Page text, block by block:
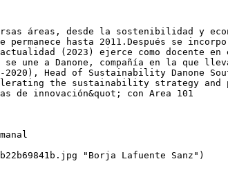
áreas, desde la sostenibilidad y
hasta 2011.Después se
(2023) ejerce como docente
une a Danone, compañía en la que
Head of Sustainability Danone
the sustainability strategy and
de innovación&quot; con Area 101
"Borja Lafuente Sanz")